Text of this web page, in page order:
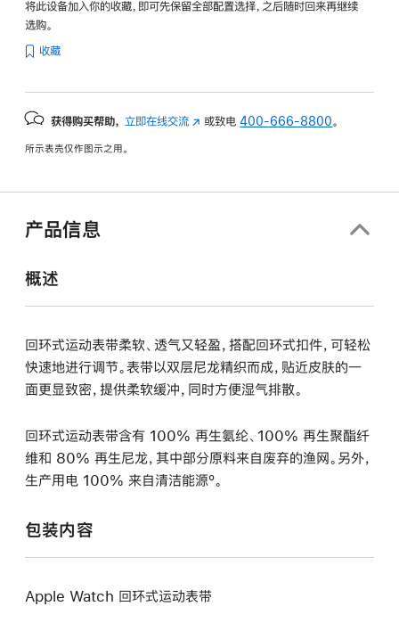
将此设备加入你的收藏，即可先保留全部配置选择，之后随时回来再继续
选购。
收藏
获得购买帮助， 立即在线交流 (在
中
或致电400-666-8800 。
所示表壳仅作图示之用。
产品信息
概述
回环式运动表带柔软、透气又轻盈，搭配回环式扣件，可轻松
快速地进行调节。表带以双层尼龙精织而成，贴近皮肤的一
面更显致密，提供柔软缓冲，同时方便湿气排散。
回环式运动表带含有 100% 再生氨纶、100% 再生聚酯纤
维和 80% 再生尼龙，其中部分原料来自废弃的渔网。另外，
生产用电 100% 来自清洁能源º。
包装内容
Apple Watch 回环式运动表带